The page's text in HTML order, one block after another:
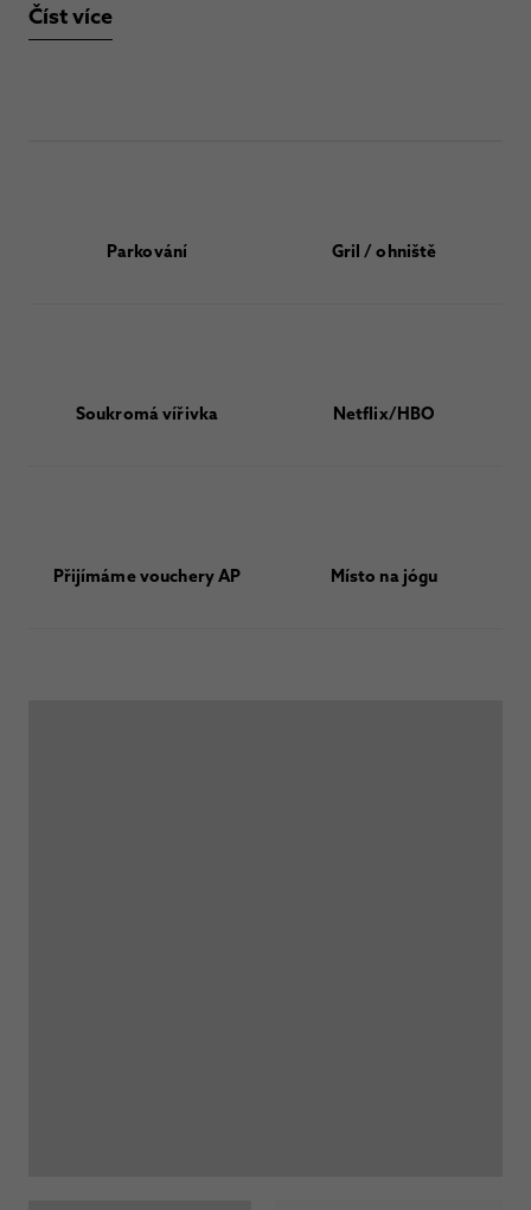
Číst více
Parkování Gril / ohniště
Soukromá vířivka Netflix/HBO
Přijímáme vouchery AP Místo na jógu